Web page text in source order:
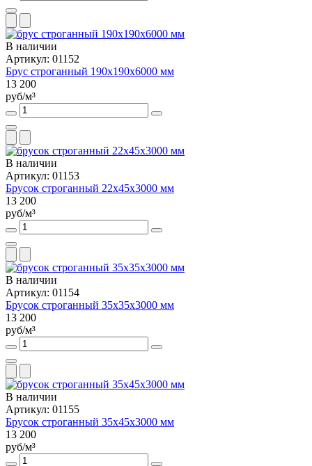
В наличии
Артикул: 01152
Брус строганный 190х190х6000 мм
13 200
руб/м³
В наличии
Артикул: 01153
Брусок строганный 22х45х3000 мм
13 200
руб/м³
В наличии
Артикул: 01154
Брусок строганный 35х35х3000 мм
13 200
руб/м³
В наличии
Артикул: 01155
Брусок строганный 35х45х3000 мм
13 200
руб/м³